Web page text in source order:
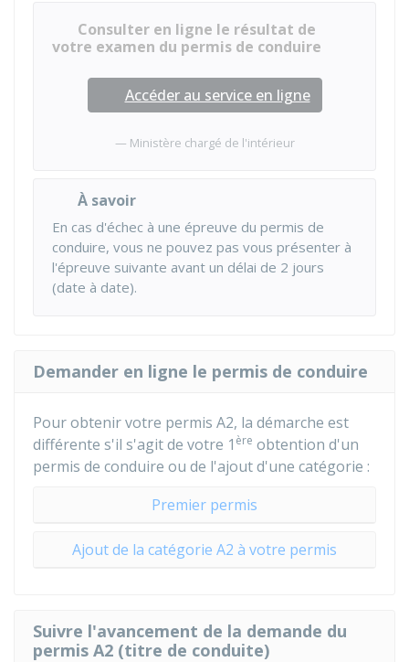
Consulter en ligne le résultat de
votre examen du permis de conduire
Accéder au service en ligne
Ministère chargé de l'intérieur
À savoir
En cas d'échec à une épreuve du permis de
conduire, vous ne pouvez pas vous présenter à
l'épreuve suivante avant un délai de 2 jours
(date à date).
Demander en ligne le permis de conduire
Pour obtenir votre permis A2, la démarche est
différente s'il s'agit de votre 1 ère obtention d'un
permis de conduire ou de l'ajout d'une catégorie :
Premier permis
Ajout de la catégorie A2 à votre permis
Suivre l'avancement de la demande du
permis A2 (titre de conduite)